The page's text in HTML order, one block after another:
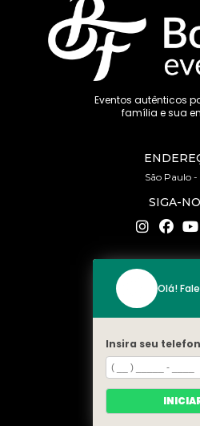
Eventos autênticos
família e sua
São Paulo -
SIGA-
(11)
MENU
HOME
A
Olá!
Insira seu